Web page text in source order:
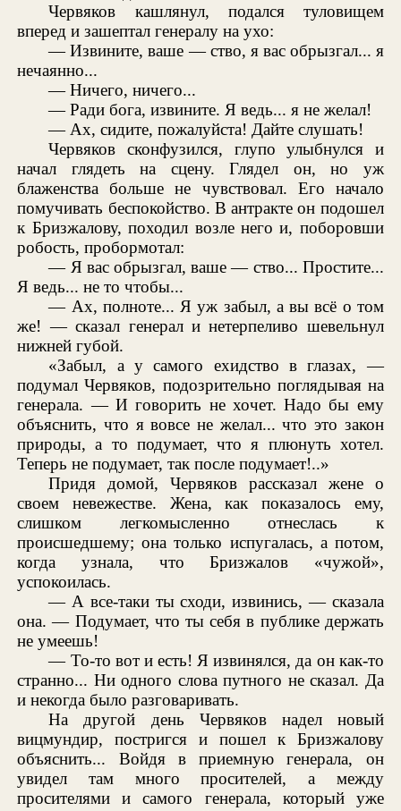
Червяков кашлянул, подался туловищем
вперед и зашептал генералу на ухо:
— Извините, ваше — ство, я вас обрызгал... я
нечаянно...
— Ничего, ничего...
— Ради бога, извините. Я ведь... я не желал!
— Ах, сидите, пожалуйста! Дайте слушать!
Червяков сконфузился, глупо улыбнулся и
начал глядеть на сцену. Глядел он, но уж
блаженства больше не чувствовал. Его начало
помучивать беспокойство. В антракте он подошел
к Бризжалову, походил возле него и, поборовши
робость, пробормотал:
— Я вас обрызгал, ваше — ство... Простите...
Я ведь... не то чтобы...
— Ах, полноте... Я уж забыл, а вы всё о том
же! — сказал генерал и нетерпеливо шевельнул
нижней губой.
«Забыл, а у самого ехидство в глазах, —
подумал Червяков, подозрительно поглядывая на
генерала. — И говорить не хочет. Надо бы ему
объяснить, что я вовсе не желал... что это закон
природы, а то подумает, что я плюнуть хотел.
Теперь не подумает, так после подумает!..»
Придя домой, Червяков рассказал жене о
своем невежестве. Жена, как показалось ему,
слишком легкомысленно отнеслась к
происшедшему; она только испугалась, а потом,
когда узнала, что Бризжалов «чужой»,
успокоилась.
— А все-таки ты сходи, извинись, — сказала
она. — Подумает, что ты себя в публике держать
не умеешь!
— То-то вот и есть! Я извинялся, да он как-то
странно... Ни одного слова путного не сказал. Да
и некогда было разговаривать.
На другой день Червяков надел новый
вицмундир, постригся и пошел к Бризжалову
объяснить... Войдя в приемную генерала, он
увидел там много просителей, а между
просителями и самого генерала, который уже